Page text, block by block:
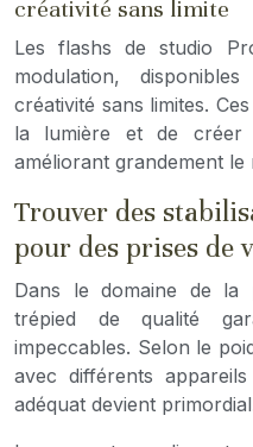
créativité sans limite
Les flashs de studio
modulation,
créativité sans limites.
la lumière et de créer
améliorant grandement
Trouver des
pour des prises de
Dans le domaine de la
trépied de qualité
impeccables. Selon le
avec différents
adéquat devient